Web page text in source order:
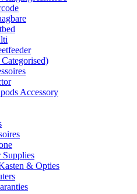
Accessory
Supplies
& Opties